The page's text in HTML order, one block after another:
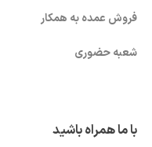
فروش عمده به همکار
شعبه حضوری
با ما همراه باشید